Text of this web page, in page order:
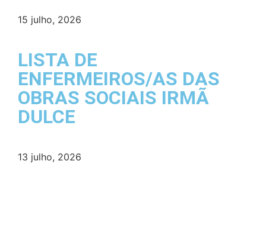
15 julho, 2026
LISTA DE
ENFERMEIROS/AS DAS
OBRAS SOCIAIS IRMÃ
DULCE
13 julho, 2026